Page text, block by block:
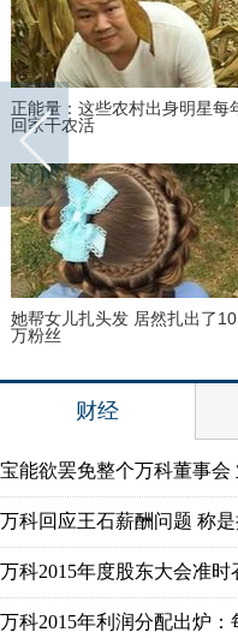
正能量：这些农村出身明星每
回家干农活
她帮女儿扎头发 居然扎出了10
万粉丝
财经
宝能欲罢免整个万科董事
万科回应王石薪酬问题 称
万科2015年度股东大会准
万科2015年利润分配出炉：